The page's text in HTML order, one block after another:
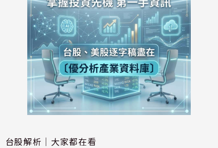
台股解析｜大家都在看